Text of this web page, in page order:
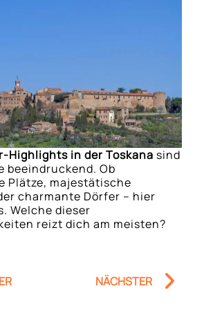
Highlights in der Toskana sind
beeindruckend. Ob
Plätze, majestätische
charmante Dörfer – hier
Welche dieser
reizt dich am meisten?
NÄCHSTER